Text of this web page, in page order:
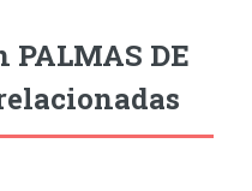
PALMAS DE